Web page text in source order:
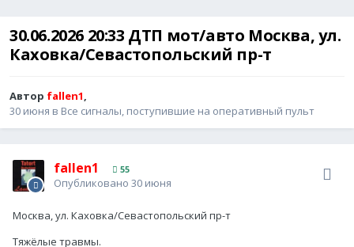
30.06.2026 20:33 ДТП мот/авто Москва, ул.
Каховка/Севастопольский пр-т
Автор fallen1,
30 июня в Все сигналы, поступившие на оперативный пульт
fallen1 55
Опубликовано 30 июня
Москва, ул. Каховка/Севастопольский пр-т
Тяжёлые травмы.